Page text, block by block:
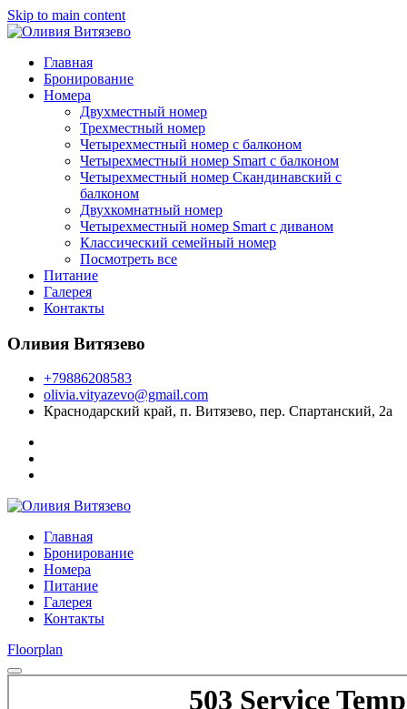
Skip to main content
Главная
Бронирование
Номера
Двухместный номер
Трехместный номер
Четырехместный номер с балконом
Четырехместный номер Smart с балконом
Четырехместный номер Скандинавский с
балконом
Двухкомнатный номер
Четырехместный номер Smart с диваном
Классический семейный номер
Посмотреть все
Питание
Галерея
Контакты
Оливия Витязево
+79886208583
olivia.vityazevo@gmail.com
Краснодарский край, п. Витязево, пер. Спартанский, 2а
Главная
Бронирование
Номера
Питание
Галерея
Контакты
Floorplan